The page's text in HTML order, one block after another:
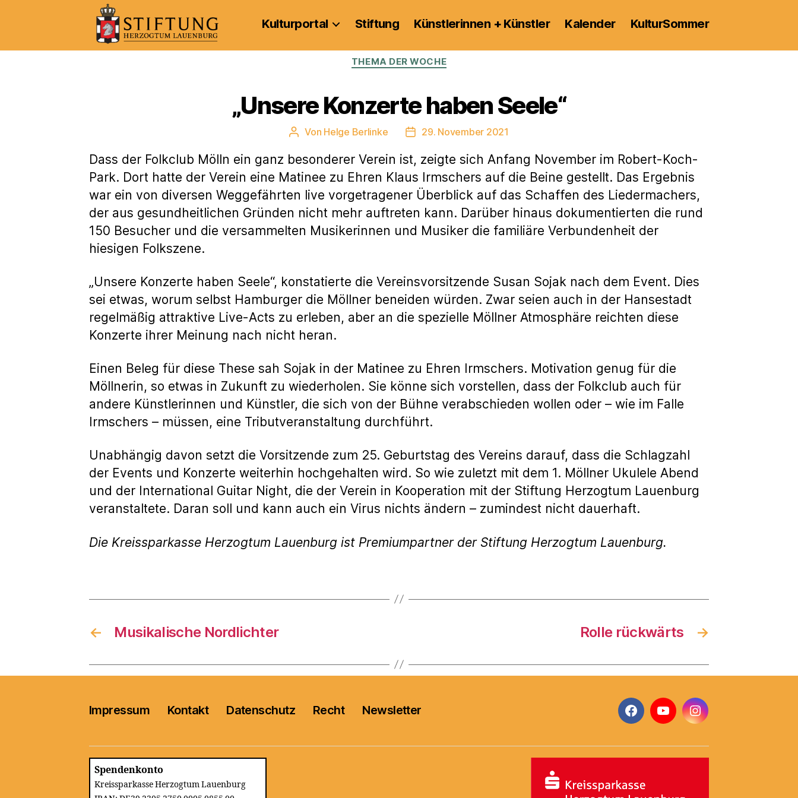
Kulturportal
Kulturportal Stiftung Künstlerinnen + Künstler Kalender KulturSommer
Kategorien
THEMA DER WOCHE
„Unsere Konzerte haben Seele“
Beitragsautor
Von Helge Berlinke Veröffentlichungsdatum
29. November 2021
Dass der Folkclub Mölln ein ganz besonderer Verein ist, zeigte sich Anfang November im Robert-Koch-
Park. Dort hatte der Verein eine Matinee zu Ehren Klaus Irmschers auf die Beine gestellt. Das Ergebnis
war ein von diversen Weggefährten live vorgetragener Überblick auf das Schaffen des Liedermachers,
der aus gesundheitlichen Gründen nicht mehr auftreten kann. Darüber hinaus dokumentierten die rund
150 Besucher und die versammelten Musikerinnen und Musiker die familiäre Verbundenheit der
hiesigen Folkszene.
„Unsere Konzerte haben Seele“, konstatierte die Vereinsvorsitzende Susan Sojak nach dem Event. Dies
sei etwas, worum selbst Hamburger die Möllner beneiden würden. Zwar seien auch in der Hansestadt
regelmäßig attraktive Live-Acts zu erleben, aber an die spezielle Möllner Atmosphäre reichten diese
Konzerte ihrer Meinung nach nicht heran.
Einen Beleg für diese These sah Sojak in der Matinee zu Ehren Irmschers. Motivation genug für die
Möllnerin, so etwas in Zukunft zu wiederholen. Sie könne sich vorstellen, dass der Folkclub auch für
andere Künstlerinnen und Künstler, die sich von der Bühne verabschieden wollen oder – wie im Falle
Irmschers – müssen, eine Tributveranstaltung durchführt.
Unabhängig davon setzt die Vorsitzende zum 25. Geburtstag des Vereins darauf, dass die Schlagzahl
der Events und Konzerte weiterhin hochgehalten wird. So wie zuletzt mit dem 1. Möllner Ukulele Abend
und der International Guitar Night, die der Verein in Kooperation mit der Stiftung Herzogtum Lauenburg
veranstaltete. Daran soll und kann auch ein Virus nichts ändern – zumindest nicht dauerhaft.
Die Kreissparkasse Herzogtum Lauenburg ist Premiumpartner der Stiftung Herzogtum Lauenburg.
← Musikalische Nordlichter →
Rolle rückwärts
Impressum Kontakt Datenschutz Recht Newsletter
FacebookYouTubeInstagram
Spendenkonto
Kreissparkasse Herzogtum Lauenburg